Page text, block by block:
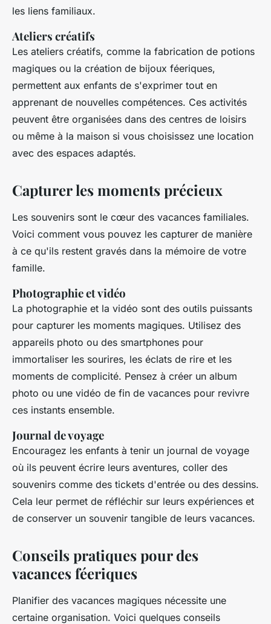
les liens familiaux.
Ateliers créatifs
Les ateliers créatifs, comme la fabrication de potions
magiques ou la création de bijoux féeriques,
permettent aux enfants de s'exprimer tout en
apprenant de nouvelles compétences. Ces activités
peuvent être organisées dans des centres de loisirs
ou même à la maison si vous choisissez une location
avec des espaces adaptés.
Capturer les moments précieux
Les souvenirs sont le cœur des vacances familiales.
Voici comment vous pouvez les capturer de manière
à ce qu'ils restent gravés dans la mémoire de votre
famille.
Photographie et vidéo
La photographie et la vidéo sont des outils puissants
pour capturer les moments magiques. Utilisez des
appareils photo ou des smartphones pour
immortaliser les sourires, les éclats de rire et les
moments de complicité. Pensez à créer un album
photo ou une vidéo de fin de vacances pour revivre
ces instants ensemble.
Journal de voyage
Encouragez les enfants à tenir un journal de voyage
où ils peuvent écrire leurs aventures, coller des
souvenirs comme des tickets d'entrée ou des dessins.
Cela leur permet de réfléchir sur leurs expériences et
de conserver un souvenir tangible de leurs vacances.
Conseils pratiques pour des
vacances féeriques
Planifier des vacances magiques nécessite une
certaine organisation. Voici quelques conseils